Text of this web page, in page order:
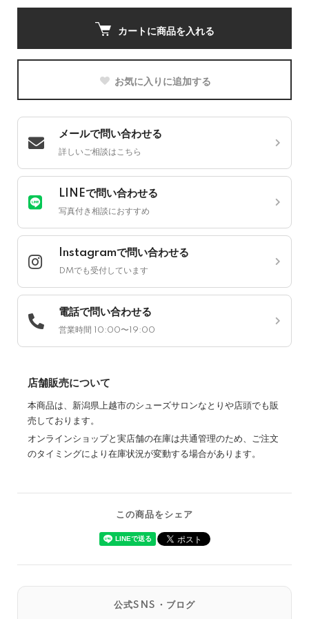
カートに商品を入れる
お気に入りに追加する
メールで問い合わせる
詳しいご相談はこちら
LINEで問い合わせる
写真付き相談におすすめ
Instagramで問い合わせる
DMでも受付しています
電話で問い合わせる
営業時間 10:00〜19:00
店舗販売について
本商品は、新潟県上越市のシューズサロンなとりや店頭でも販
売しております。
オンラインショップと実店舗の在庫は共通管理のため、ご注文
のタイミングにより在庫状況が変動する場合があります。
この商品をシェア
公式SNS・ブログ